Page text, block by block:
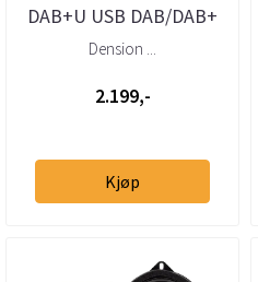
DAB+U USB DAB/DAB+
mottaker – helintegrert
Dension ...
2.199,-
Kjøp